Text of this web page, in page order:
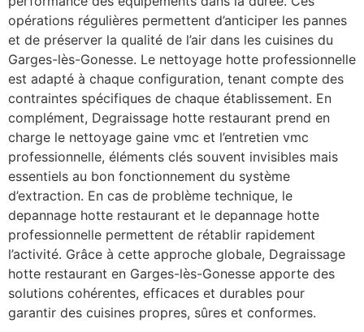
opérations régulières permettent d’anticiper les pannes
et de préserver la qualité de l’air dans les cuisines du
Garges-lès-Gonesse. Le nettoyage hotte professionnelle
est adapté à chaque configuration, tenant compte des
contraintes spécifiques de chaque établissement. En
complément, Degraissage hotte restaurant prend en
charge le nettoyage gaine vmc et l’entretien vmc
professionnelle, éléments clés souvent invisibles mais
essentiels au bon fonctionnement du système
d’extraction. En cas de problème technique, le
depannage hotte restaurant et le depannage hotte
professionnelle permettent de rétablir rapidement
l’activité. Grâce à cette approche globale, Degraissage
hotte restaurant en Garges-lès-Gonesse apporte des
solutions cohérentes, efficaces et durables pour
garantir des cuisines propres, sûres et conformes.